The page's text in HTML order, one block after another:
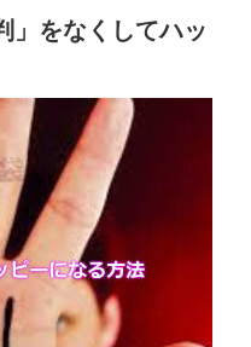
」をなくしてハッ